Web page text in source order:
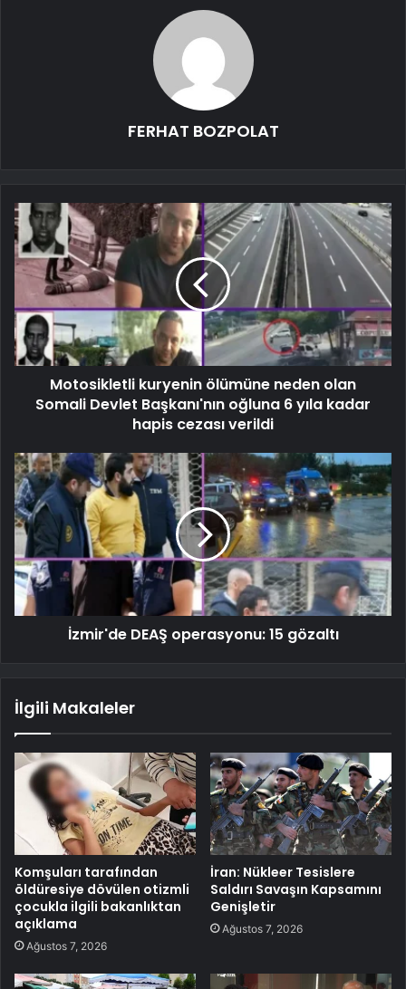
FERHAT BOZPOLAT
Motosikletli kuryenin ölümüne neden olan
Somali Devlet Başkanı'nın oğluna 6 yıla kadar
hapis cezası verildi
İzmir'de DEAŞ operasyonu: 15 gözaltı
İlgili Makaleler
Komşuları tarafından
öldüresiye dövülen otizmli
çocukla ilgili bakanlıktan
açıklama
Ağustos 7, 2026
İran: Nükleer Tesislere
Saldırı Savaşın Kapsamını
Genişletir
Ağustos 7, 2026